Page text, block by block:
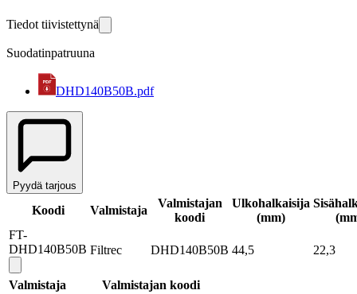
Tiedot tiivistettynä
Suodatinpatruuna
DHD140B50B.pdf
Pyydä tarjous
Koodi Valmistaja
Valmistajan
koodi
Ulkohalkaisija
(mm)
FT-
DHD140B50B Filtrec DHD140B50B 44,5 22,3
Valmistaja
Valmistajan koodi